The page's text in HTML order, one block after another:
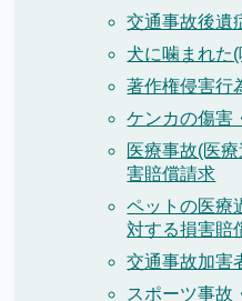
交通事故後遺
犬に噛まれた
著作権侵害行
ケンカの傷害
医療事故(医
害賠償請求
ペットの医療
対する損害賠
交通事故加害
スポーツ事故